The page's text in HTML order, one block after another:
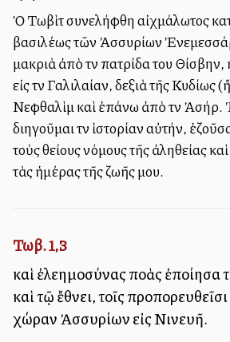
Ὁ Τωβὶτ συνελήφθη αἰχμάλωτος
βασιλέως τῶν Ἀσσυρίων
μακριὰ ἀπὸ τὴν πατρίδα του Θίσβην,
εἰς τὴν Γαλιλαίαν, δεξιὰ τῆς
Νεφθαλὶμ καὶ ἐπάνω ἀπὸ τὴν
διηγοῦμαι τὴν ἱστορίαν αὐτήν,
τοὺς θείους νόμους τῆς ἀληθείας
τὰς ἡμέρας τῆς ζωῆς μου.
Τωβ. 1,3
καὶ ἐλεημοσύνας πολλὰς ἐποίησα
καὶ τῷ ἔθνει, τοῖς προπορευθεῖσι
χώραν Ἀσσυρίων εἰς Νινευῆ.